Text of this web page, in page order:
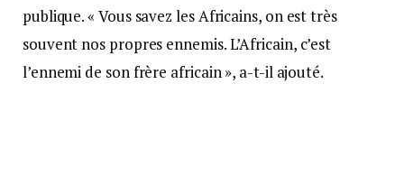
publique. « Vous savez les Africains, on est très
souvent nos propres ennemis. L’Africain, c’est
l’ennemi de son frère africain », a-t-il ajouté.